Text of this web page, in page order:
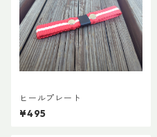
ヒールプレート
¥495